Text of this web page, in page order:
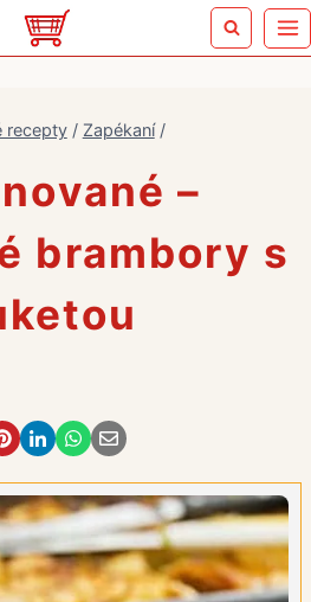
recepty / Zapékaní /
–
brambory s